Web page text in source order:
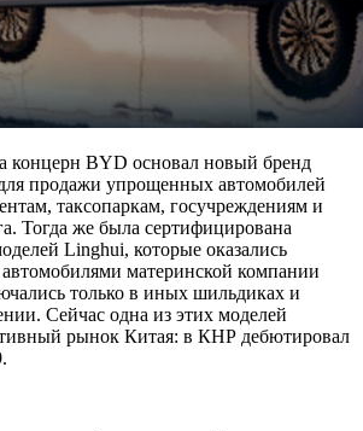
концерн BYD основал новый бренд
продажи упрощенных автомобилей
таксопаркам, госучреждениям и
Тогда же была сертифицирована
Linghui, которые оказались
материнской компании
только в иных шильдиках и
Сейчас одна из этих моделей
рынок Китая: в КНР дебютировал